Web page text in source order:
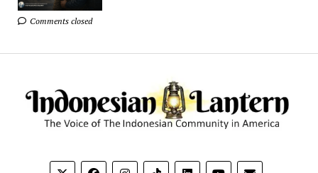
Comments closed